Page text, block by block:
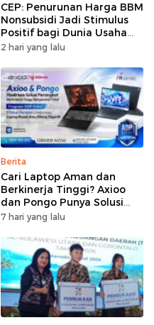
CEP: Penurunan Harga BBM
Nonsubsidi Jadi Stimulus
Positif bagi Dunia Usaha
dan Pertumbuhan Ekonomi
2 hari yang lalu
Berita
Cari Laptop Aman dan
Berkinerja Tinggi? Axioo
dan Pongo Punya Solusi
dengan Garansi Ekstra
7 hari yang lalu